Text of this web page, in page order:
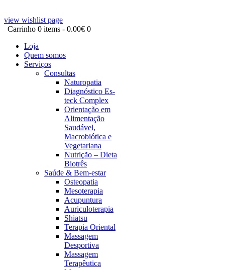
view wishlist page
Carrinho 0 items - 0.00€ 0
Loja
Quem somos
Serviços
Consultas
Naturopatia
Diagnóstico Es-
teck Complex
Orientação em
Alimentação
Saudável,
Macrobiótica e
Vegetariana
Nutrição – Dieta
Biotrês
Saúde & Bem-estar
Osteopatia
Mesoterapia
Acupuntura
Auriculoterapia
Shiatsu
Terapia Oriental
Massagem
Desportiva
Massagem
Terapêutica